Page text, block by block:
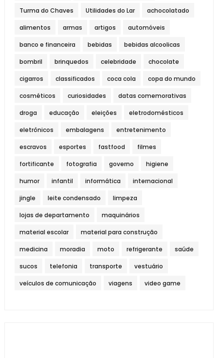
Turma do Chaves Utilidades do Lar achocolatado
alimentos armas artigos automóveis
banco e financeira bebidas bebidas alcoolicas
bombril brinquedos celebridade chocolate
cigarros classificados coca cola copa do mundo
cosméticos curiosidades datas comemorativas
droga educação eleições eletrodomésticos
eletrônicos embalagens entretenimento
escravos esportes fastfood filmes
fortificante fotografia governo higiene
humor infantil informática internacional
jingle leite condensado limpeza
lojas de departamento maquinários
material escolar material para construção
medicina moradia moto refrigerante saúde
sucos telefonia transporte vestuário
veículos de comunicação viagens video game